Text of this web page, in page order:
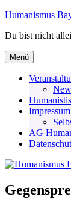
Zum
springen
Humanismus
Du bist nicht
Menü
Impressum
AG